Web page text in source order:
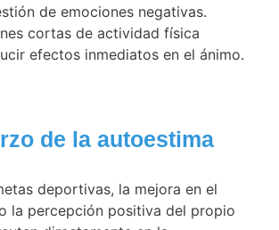
de emociones negativas.
cortas de actividad física
efectos inmediatos en el ánimo.
de la autoestima
deportivas, la mejora en el
la percepción positiva del propio